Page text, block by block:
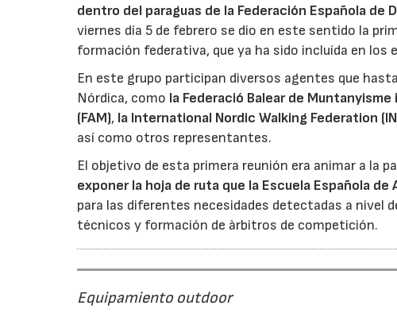
dentro del paraguas de la Federación Española de
viernes día 5 de febrero se dio en este sentido la
formación federativa, que ya ha sido incluída en los
En este grupo participan diversos agentes que
Nórdica, como la Federació Balear de Muntanyisme
(FAM), la International Nordic Walking Federation
así como otros representantes.
El objetivo de esta primera reunión era animar a la
exponer la hoja de ruta que la Escuela Española de
para las diferentes necesidades detectadas a
técnicos y formación de àrbitros de competición.
Equipamiento outdoor